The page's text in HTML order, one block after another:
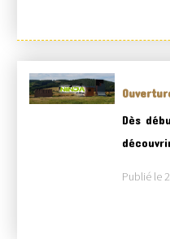
Dès
Publié le